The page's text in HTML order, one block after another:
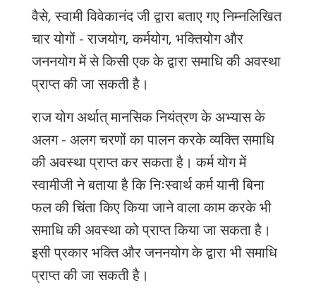
वैसे, स्वामी विवेकानंद जी द्वारा बताए गए निम्नलिखित
चार योगों - राजयोग, कर्मयोग, भक्तियोग और
जननयोग में से किसी एक के द्वारा समाधि की अवस्था
प्राप्त की जा सकती है।
राज योग अर्थात् मानसिक नियंत्रण के अभ्यास के
अलग - अलग चरणों का पालन करके व्यक्ति समाधि
की अवस्था प्राप्त कर सकता है। कर्म योग में
स्वामीजी ने बताया है कि निःस्वार्थ कर्म यानी बिना
फल की चिंता किए किया जाने वाला काम करके भी
समाधि की अवस्था को प्राप्त किया जा सकता है।
इसी प्रकार भक्ति और जननयोग के द्वारा भी समाधि
प्राप्त की जा सकती है।